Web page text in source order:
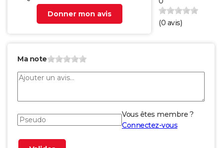
Donner mon avis
(0 avis)
Ma note
Vous êtes membre ?
Connectez-vous